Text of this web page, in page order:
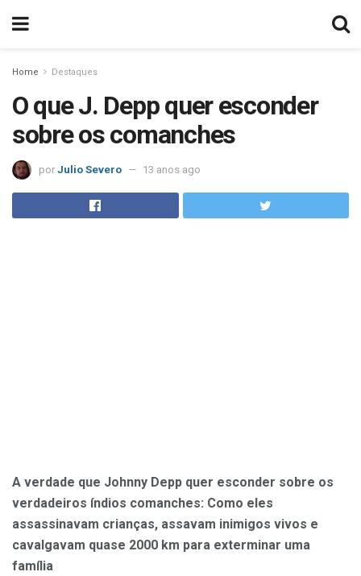
Home Destaques
O que J. Depp quer esconder
sobre os comanches
por Julio Severo 13 anos ago
A verdade que Johnny Depp quer esconder sobre os
verdadeiros índios comanches: Como eles
assassinavam crianças, assavam inimigos vivos e
cavalgavam quase 2000 km para exterminar uma
família